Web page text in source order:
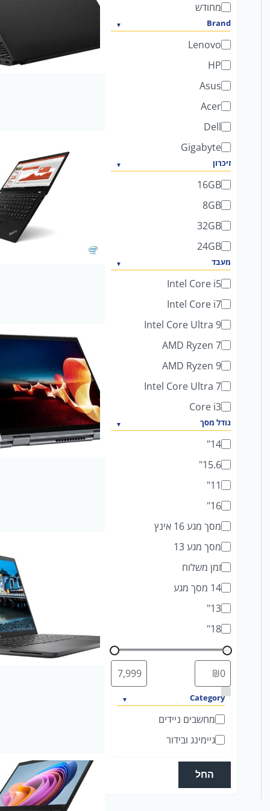
מחודש
Brand
Lenovo
HP
Asus
Acer
Dell
Gigabyte
זיכרון
16GB
8GB
32GB
24GB
מעבד
Intel Core i5
Intel Core i7
Intel Core Ultra 9
AMD Ryzen 7
AMD Ryzen 9
Intel Core Ultra 7
Core i3
גודל מסך
14"
15.6"
11"
16"
מסך מגע 16 אינץ
מסך מגע 13
זמן משלוח
14 מסך מגע
13"
18"
Category
ק
ט
ג
י
מחשבים ניידים
גיימינג ובידור
החל